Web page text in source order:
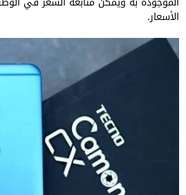
الأسعار.